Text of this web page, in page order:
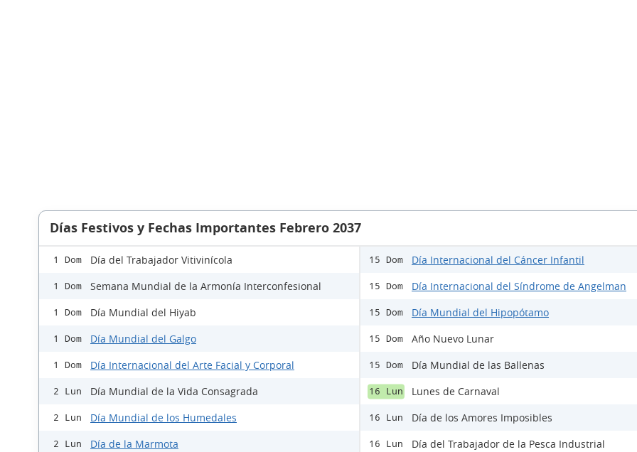
Días Festivos y Fechas Importantes Febrero 2037
1 Dom Día del Trabajador Vitivinícola
1 Dom Semana Mundial de la Armonía Interconfesional
1 Dom Día Mundial del Hiyab
1 Dom Día Mundial del Galgo
1 Dom Día Internacional del Arte Facial y Corporal
2 Lun Día Mundial de la Vida Consagrada
2 Lun Día Mundial de los Humedales
2 Lun Día de la Marmota
15 Dom Día Internacional del Cáncer Infantil
15 Dom Día Internacional del Síndrome de Angelman
15 Dom Día Mundial del Hipopótamo
15 Dom Año Nuevo Lunar
15 Dom Día Mundial de las Ballenas
16 Lun Lunes de Carnaval
16 Lun Día de los Amores Imposibles
16 Lun Día del Trabajador de la Pesca Industrial